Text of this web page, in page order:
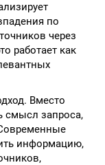
по
через
работает как
Вместо
смысл запроса,
информацию,